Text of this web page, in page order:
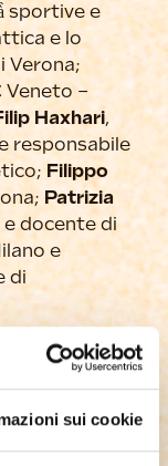
sui cookie
sportive e
e lo
Verona;
Veneto –
Haxhari,
responsabile
Filippo
Patrizia
e docente di
e
di
sempre più
–
– per questo,